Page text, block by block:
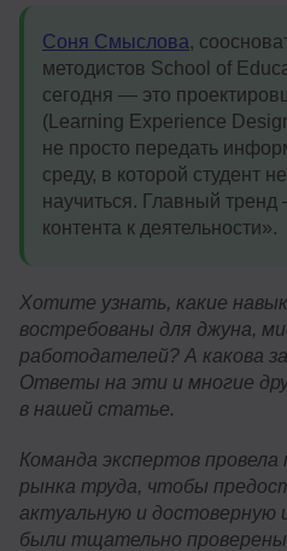
Соня Смыслова,
методистов School of
сегодня — это
(Learning Experience
не просто передать
среду, в которой студент
научиться. Главный тренд
контента к деятельности».
Хотите узнать, какие
востребованы для джуна,
работодателей? А какова
Ответы на эти и многие
в нашей статье.
Команда экспертов
рынка труда, чтобы
актуальную и
были тщательно